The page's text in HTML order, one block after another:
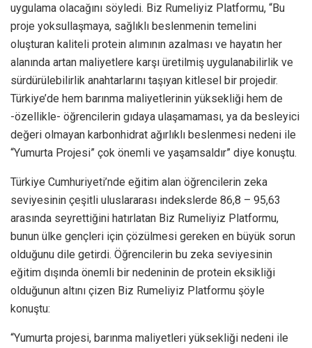
uygulama olacağını söyledi. Biz Rumeliyiz Platformu, “Bu
proje yoksullaşmaya, sağlıklı beslenmenin temelini
oluşturan kaliteli protein alımının azalması ve hayatın her
alanında artan maliyetlere karşı üretilmiş uygulanabilirlik ve
sürdürülebilirlik anahtarlarını taşıyan kitlesel bir projedir.
Türkiye’de hem barınma maliyetlerinin yüksekliği hem de
-özellikle- öğrencilerin gıdaya ulaşamaması, ya da besleyici
değeri olmayan karbonhidrat ağırlıklı beslenmesi nedeni ile
“Yumurta Projesi” çok önemli ve yaşamsaldır” diye konuştu.
Türkiye Cumhuriyeti’nde eğitim alan öğrencilerin zeka
seviyesinin çeşitli uluslararası indekslerde 86,8 – 95,63
arasında seyrettiğini hatırlatan Biz Rumeliyiz Platformu,
bunun ülke gençleri için çözülmesi gereken en büyük sorun
olduğunu dile getirdi. Öğrencilerin bu zeka seviyesinin
eğitim dışında önemli bir nedeninin de protein eksikliği
olduğunun altını çizen Biz Rumeliyiz Platformu şöyle
konuştu:
“Yumurta projesi, barınma maliyetleri yüksekliği nedeni ile